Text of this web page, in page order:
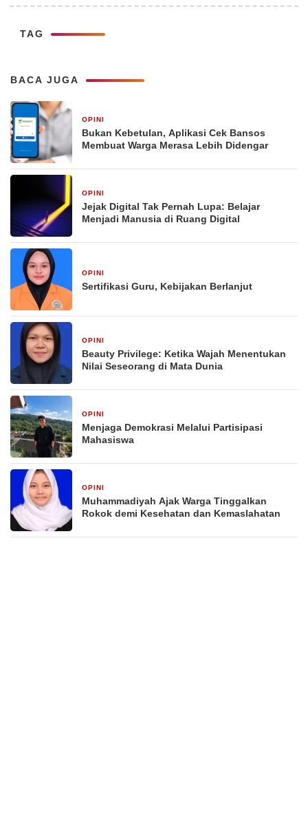
TAG
BACA JUGA
OPINI
Bukan Kebetulan, Aplikasi Cek Bansos
Membuat Warga Merasa Lebih Didengar
OPINI
Jejak Digital Tak Pernah Lupa: Belajar
Menjadi Manusia di Ruang Digital
OPINI
Sertifikasi Guru, Kebijakan Berlanjut
OPINI
Beauty Privilege: Ketika Wajah Menentukan
Nilai Seseorang di Mata Dunia
OPINI
Menjaga Demokrasi Melalui Partisipasi
Mahasiswa
OPINI
Muhammadiyah Ajak Warga Tinggalkan
Rokok demi Kesehatan dan Kemaslahatan